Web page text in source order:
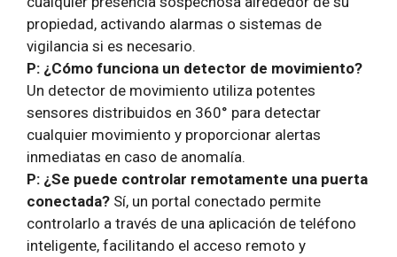
propiedad, activando alarmas o sistemas de
vigilancia si es necesario.
P: ¿Cómo funciona un detector de movimiento?
Un detector de movimiento utiliza potentes
sensores distribuidos en 360° para detectar
cualquier movimiento y proporcionar alertas
inmediatas en caso de anomalía.
P: ¿Se puede controlar remotamente una puerta
conectada? Sí, un portal conectado permite
controlarlo a través de una aplicación de teléfono
inteligente, facilitando el acceso remoto y